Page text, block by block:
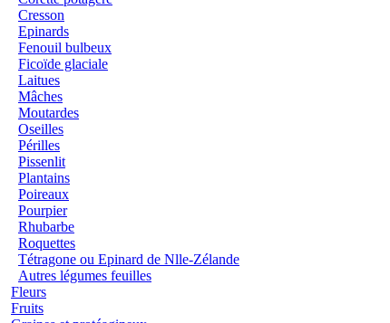
Cresson
Epinards
Fenouil bulbeux
Ficoïde glaciale
Laitues
Mâches
Moutardes
Oseilles
Périlles
Pissenlit
Plantains
Poireaux
Pourpier
Rhubarbe
Roquettes
Tétragone ou Epinard de Nlle-Zélande
Autres légumes feuilles
Fleurs
Fruits